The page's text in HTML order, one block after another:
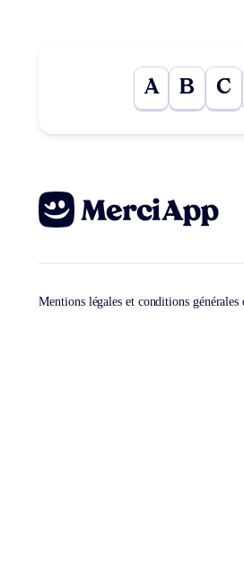
A B C
Mentions légales et conditions